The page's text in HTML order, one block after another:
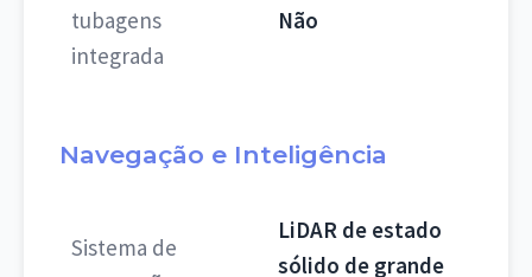
tubagens
integrada
Não
Navegação e Inteligência
Sistema de
LiDAR de estado
sólido de grande